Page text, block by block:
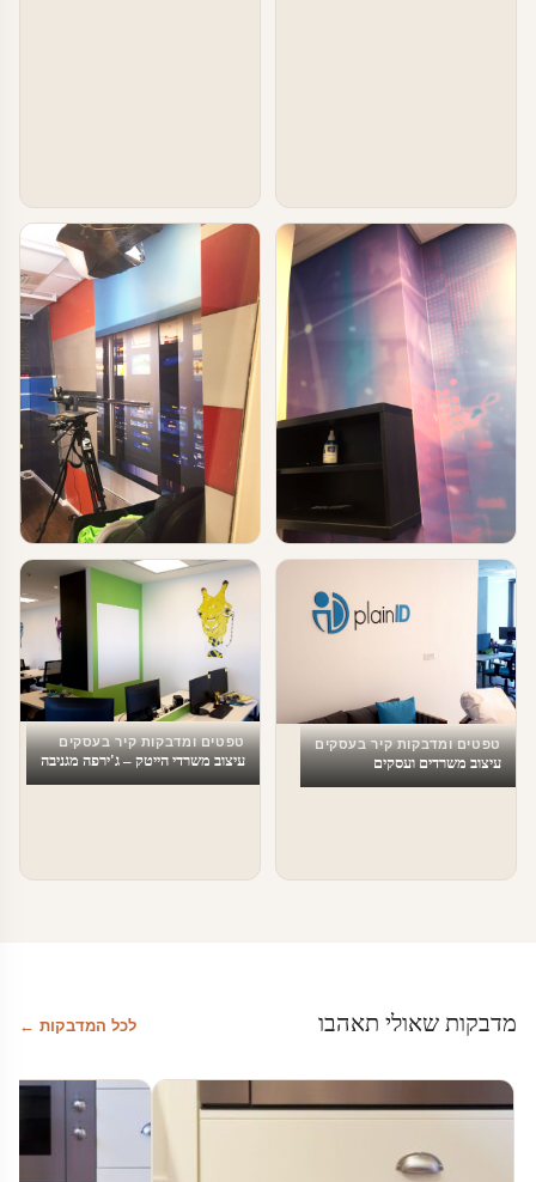
טפטים ומדבקות קיר בעסקים
עיצוב משרדים
טפטים ומדבקות קיר בעסקים
עיצוב משרד
טפטים ומדבקות קיר בעסקים
עיצוב משרדים ועסקים
טפטים ומדבקות קיר בעסקים
עיצוב משרדי הייטק – ג'ירפה מגניבה
מדבקות שאולי תאהבו לכל המדבקות ←